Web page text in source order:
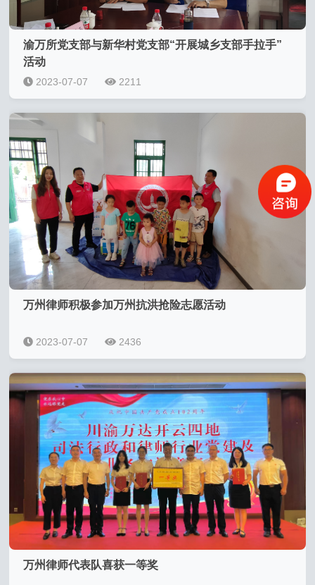
渝万所党支部与新华村党支部“开展城乡支部手拉手”
活动
2023-07-07 2211
万州律师积极参加万州抗洪抢险志愿活动
2023-07-07 2436
万州律师代表队喜获一等奖